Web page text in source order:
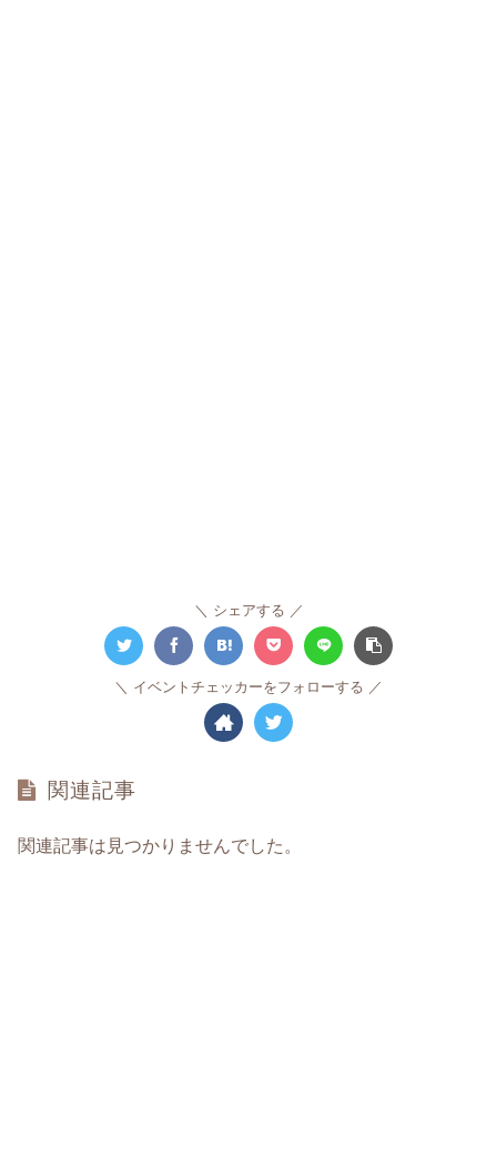
シェアする
イベントチェッカーをフォローする
関連記事
関連記事は見つかりませんでした。